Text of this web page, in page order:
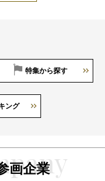
特集から探す
ング
画企業